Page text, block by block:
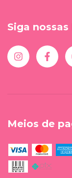
Siga nossas
Meios de